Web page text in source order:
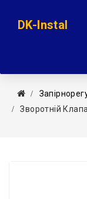
DK-Instal
Зворотній